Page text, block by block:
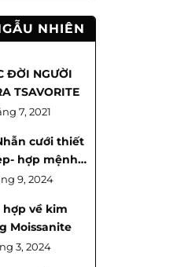
NHIÊN
ĐỜI NGƯỜI
TSAVORITE
7, 2021
cưới thiết
hợp mệnh
cặp đôi
9, 2024
hợp về kim
Moissanite
3, 2024